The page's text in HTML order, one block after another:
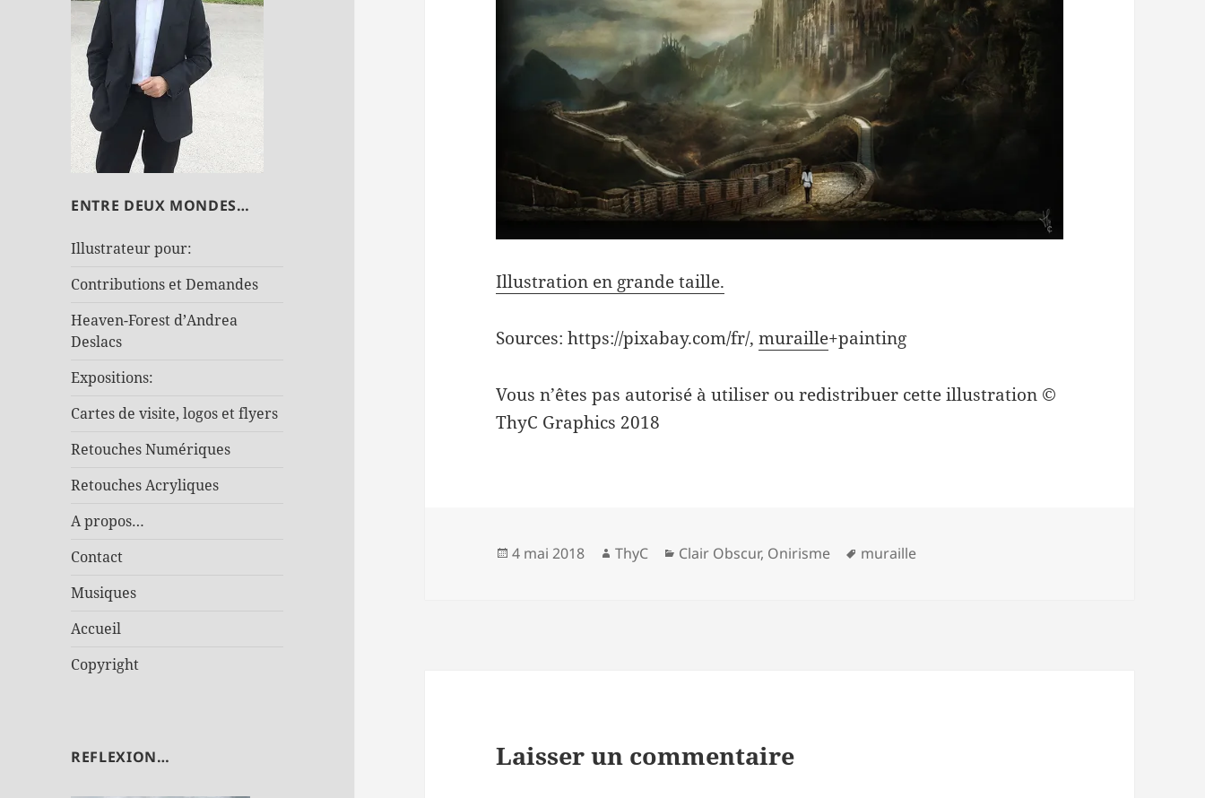
ENTRE DEUX MONDES…
Illustrateur pour:
Contributions et Demandes
Heaven-Forest d’Andrea
Deslacs
Expositions:
Cartes de visite, logos et flyers
Retouches Numériques
Retouches Acryliques
A propos…
Contact
Musiques
Accueil
Copyright
REFLEXION…
Illustration en grande taille.
Sources: https://pixabay.com/fr/,muraille+painting
Vous n’êtes pas autorisé à utiliser ou redistribuer cette illustration ©
ThyC Graphics 2018
Publié
4 mai 2018 Auteur
ThyC Catégories
Clair Obscur, Onirisme
Mots-
muraille
Laisser un commentaire